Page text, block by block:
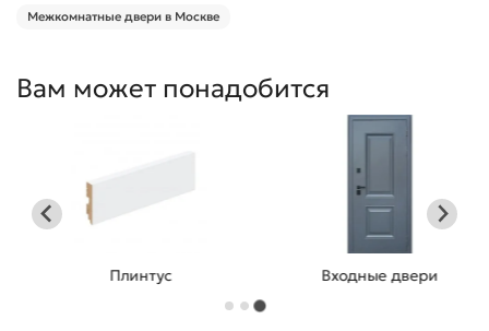
Межкомнатные двери в Москве
Вам может понадобится
Плинтус Входные двери